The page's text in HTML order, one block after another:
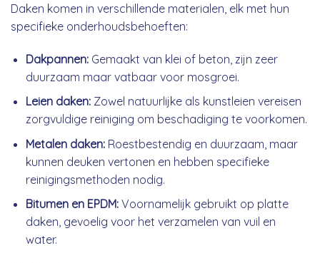
Daken komen in verschillende materialen, elk met hun
specifieke onderhoudsbehoeften:
Dakpannen:Gemaakt van klei of beton, zijn zeer
duurzaam maar vatbaar voor mosgroei.
Leien daken:Zowel natuurlijke als kunstleien vereisen
zorgvuldige reiniging om beschadiging te voorkomen.
Metalen daken:Roestbestendig en duurzaam, maar
kunnen deuken vertonen en hebben specifieke
reinigingsmethoden nodig.
Bitumen en EPDM:Voornamelijk gebruikt op platte
daken, gevoelig voor het verzamelen van vuil en
water.